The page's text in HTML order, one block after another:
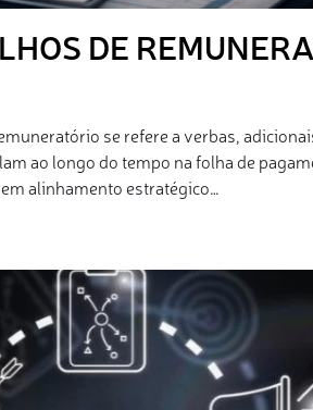
DE
se refere a verbas,
ao longo do tempo na folha de
alinhamento estratégico…